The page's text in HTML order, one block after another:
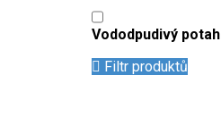
Vododpudivý potah
Filtr produktů